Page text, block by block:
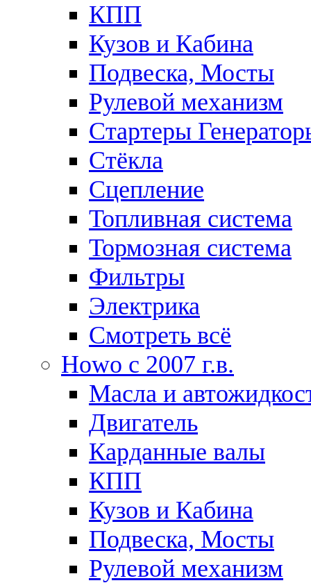
КПП
Кузов и Кабина
Подвеска, Мосты
Рулевой механизм
Стартеры
Стёкла
Сцепление
Топливная система
Тормозная система
Фильтры
Электрика
Смотреть всё
Howo c 2007 г.в.
Масла и
Двигатель
Карданные валы
КПП
Кузов и Кабина
Подвеска, Мосты
Рулевой механизм